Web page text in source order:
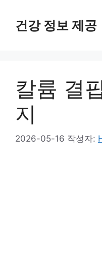
건강 정보 제공
칼륨 결
지
2026-05-16 작성자: